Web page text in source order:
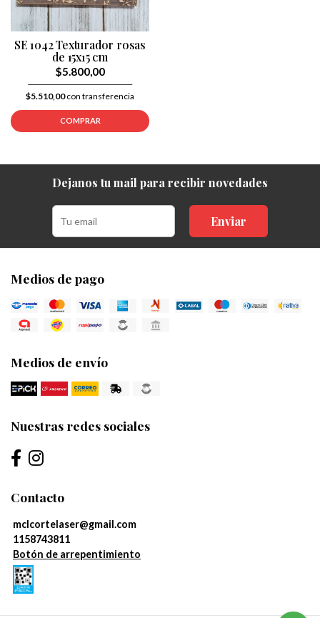
SE 1042 Texturador rosas
de 15x15 cm
$5.800,00
$5.510,00con transferencia
COMPRAR
Dejanos tu mail para recibir novedades
Enviar
Medios de pago
Medios de envío
Nuestras redes sociales
Contacto
mclcortelaser@gmail.com
1158743811
Botón de arrepentimiento